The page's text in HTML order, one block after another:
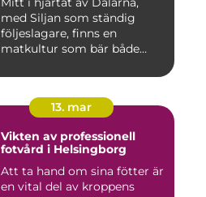
med Siljan som ständig
följeslagare, finns en
matkultur som bär både
13. mar
Vikten av professionell
fotvård i Helsingborg
Att ta hand om sina fötter är
en vital del av kroppens